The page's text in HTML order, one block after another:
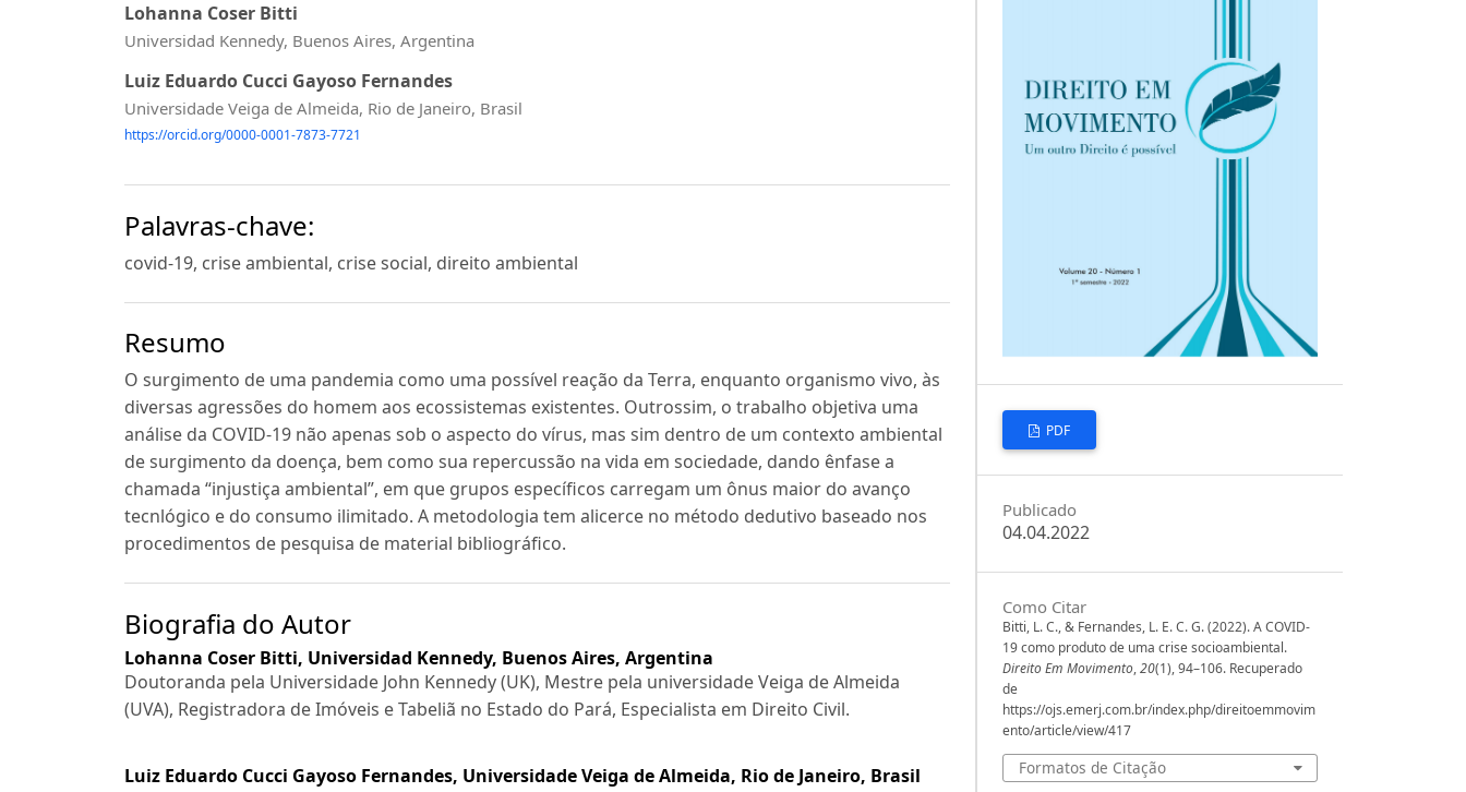
Lohanna Coser Bitti
Universidad Kennedy, Buenos Aires, Argentina
Luiz Eduardo Cucci Gayoso Fernandes
Universidade Veiga de Almeida, Rio de Janeiro, Brasil
https://orcid.org/0000-0001-7873-7721
Palavras-chave:
covid-19, crise ambiental, crise social, direito ambiental
Resumo
O surgimento de uma pandemia como uma possível reação da Terra, enquanto organismo vivo, às
diversas agressões do homem aos ecossistemas existentes. Outrossim, o trabalho objetiva uma
análise da COVID-19 não apenas sob o aspecto do vírus, mas sim dentro de um contexto ambiental
de surgimento da doença, bem como sua repercussão na vida em sociedade, dando ênfase a
chamada “injustiça ambiental”, em que grupos específicos carregam um ônus maior do avanço
tecnlógico e do consumo ilimitado. A metodologia tem alicerce no método dedutivo baseado nos
procedimentos de pesquisa de material bibliográfico.
Biografia do Autor
Lohanna Coser Bitti, Universidad Kennedy, Buenos Aires, Argentina
Doutoranda pela Universidade John Kennedy (UK), Mestre pela universidade Veiga de Almeida
(UVA), Registradora de Imóveis e Tabeliã no Estado do Pará, Especialista em Direito Civil.
Luiz Eduardo Cucci Gayoso Fernandes, Universidade Veiga de Almeida, Rio de Janeiro, Brasil
PDF
Publicado
04.04.2022
Como Citar
Bitti, L. C., & Fernandes, L. E. C. G. (2022). A COVID-
19 como produto de uma crise socioambiental.
Direito Em Movimento,20(1), 94–106. Recuperado
de
https://ojs.emerj.com.br/index.php/direitoemmovim
ento/article/view/417
Formatos de Citação